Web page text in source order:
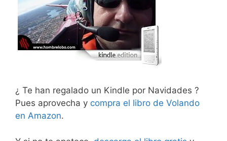
¿ Te han regalado un Kindle por Navidades ?
Pues aprovecha y compra el libro de Volando
en Amazon.